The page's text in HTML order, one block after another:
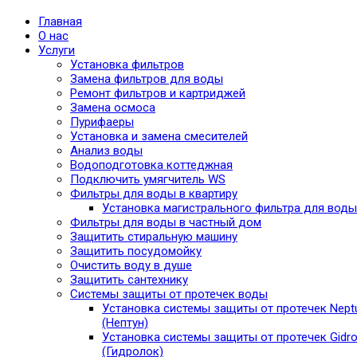
Главная
О нас
Услуги
Установка фильтров
Замена фильтров для воды
Ремонт фильтров и картриджей
Замена осмоса
Пурифаеры
Установка и замена смесителей
Анализ воды
Водоподготовка коттеджная
Подключить умягчитель WS
Фильтры для воды в квартиру
Установка магистрального фильтра для воды
Фильтры для воды в частный дом
Защитить стиральную машину
Защитить посудомойку
Очистить воду в душе
Защитить сантехнику
Системы защиты от протечек воды
Установка системы защиты от протечек
(Нептун)
Установка системы защиты от протечек
(Гидролок)